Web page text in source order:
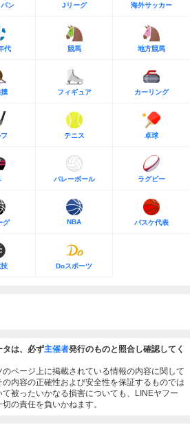
ン Jリーグ 海外サッカー
代 競馬 地方競馬
フィギュア カーリング
テニス 卓球
バレーボール ラグビー
グ NBA バスケ代表
Doスポーツ
タは、必ず主催者発行のものと照合し確認してく
ページ上に掲載されている情報の内容に関して
内容の正確性および安全性を保証するものでは
被ったいかなる損害についても、LINEヤフー
の責任を負いかねます。